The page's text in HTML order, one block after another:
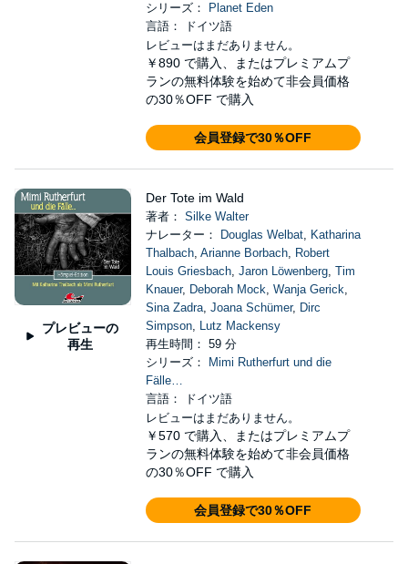
シリーズ：
Planet Eden
言語： ドイツ語
レビューはまだありません。
￥890 で購入、またはプレミアムプ
ランの無料体験を始めて非会員価格
の30％OFF で購入
会員登録で30％OFF
プレビューの
再生
Der Tote im Wald
著者： Silke Walter
ナレーター：
Douglas Welbat, Katharina
Thalbach, Arianne Borbach, Robert
Louis Griesbach, Jaron Löwenberg, Tim
Knauer, Deborah Mock, Wanja Gerick,
Sina Zadra, Joana Schümer, Dirc
Simpson, Lutz Mackensy
再生時間： 59 分
シリーズ：
Mimi Rutherfurt und die
Fälle…
言語： ドイツ語
レビューはまだありません。
￥570 で購入、またはプレミアムプ
ランの無料体験を始めて非会員価格
の30％OFF で購入
会員登録で30％OFF